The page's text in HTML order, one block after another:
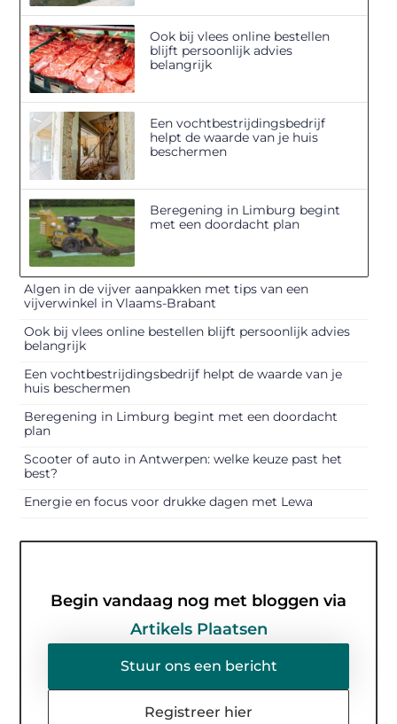
Ook bij vlees online bestellen
blijft persoonlijk advies
belangrijk
Een vochtbestrijdingsbedrijf
helpt de waarde van je huis
beschermen
Beregening in Limburg begint
met een doordacht plan
Algen in de vijver aanpakken met tips van een
vijverwinkel in Vlaams-Brabant
Ook bij vlees online bestellen blijft persoonlijk advies
belangrijk
Een vochtbestrijdingsbedrijf helpt de waarde van je
huis beschermen
Beregening in Limburg begint met een doordacht
plan
Scooter of auto in Antwerpen: welke keuze past het
best?
Energie en focus voor drukke dagen met Lewa
Begin vandaag nog met bloggen via
Artikels Plaatsen
Stuur ons een bericht
Registreer hier